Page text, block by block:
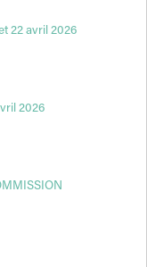
22 avril 2026
2026